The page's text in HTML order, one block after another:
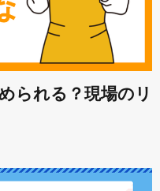
られる？現場のリ